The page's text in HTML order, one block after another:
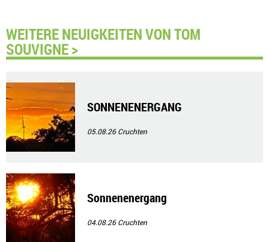
WEITERE NEUIGKEITEN VON TOM
SOUVIGNE >
SONNENENERGANG
05.08.26Cruchten
Sonnenenergang
04.08.26Cruchten